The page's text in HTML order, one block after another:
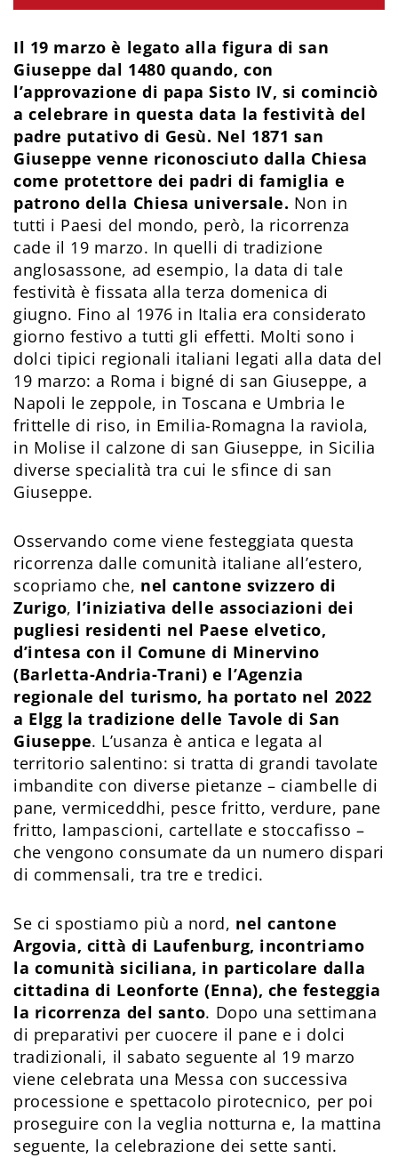
Il 19 marzo è legato alla figura di san
Giuseppe dal 1480 quando, con
l’approvazione di papa Sisto IV, si cominciò
a celebrare in questa data la festività del
padre putativo di Gesù. Nel 1871 san
Giuseppe venne riconosciuto dalla Chiesa
come protettore dei padri di famiglia e
patrono della Chiesa universale. Non in
tutti i Paesi del mondo, però, la ricorrenza
cade il 19 marzo. In quelli di tradizione
anglosassone, ad esempio, la data di tale
festività è fissata alla terza domenica di
giugno. Fino al 1976 in Italia era considerato
giorno festivo a tutti gli effetti. Molti sono i
dolci tipici regionali italiani legati alla data del
19 marzo: a Roma i bigné di san Giuseppe, a
Napoli le zeppole, in Toscana e Umbria le
frittelle di riso, in Emilia-Romagna la raviola,
in Molise il calzone di san Giuseppe, in Sicilia
diverse specialità tra cui le sfince di san
Giuseppe.
Osservando come viene festeggiata questa
ricorrenza dalle comunità italiane all’estero,
scopriamo che, nel cantone svizzero di
Zurigo, l’iniziativa delle associazioni dei
pugliesi residenti nel Paese elvetico,
d’intesa con il Comune di Minervino
(Barletta-Andria-Trani) e l’Agenzia
regionale del turismo, ha portato nel 2022
a Elgg la tradizione delle Tavole di San
Giuseppe. L’usanza è antica e legata al
territorio salentino: si tratta di grandi tavolate
imbandite con diverse pietanze – ciambelle di
pane, vermiceddhi, pesce fritto, verdure, pane
fritto, lampascioni, cartellate e stoccafisso –
che vengono consumate da un numero dispari
di commensali, tra tre e tredici.
Se ci spostiamo più a nord, nel cantone
Argovia, città di Laufenburg, incontriamo
la comunità siciliana, in particolare dalla
cittadina di Leonforte (Enna), che festeggia
la ricorrenza del santo. Dopo una settimana
di preparativi per cuocere il pane e i dolci
tradizionali, il sabato seguente al 19 marzo
viene celebrata una Messa con successiva
processione e spettacolo pirotecnico, per poi
proseguire con la veglia notturna e, la mattina
seguente, la celebrazione dei sette santi.